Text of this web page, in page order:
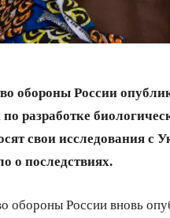
обороны России
разработке
свои исследования с
о последствиях.
обороны России вновь